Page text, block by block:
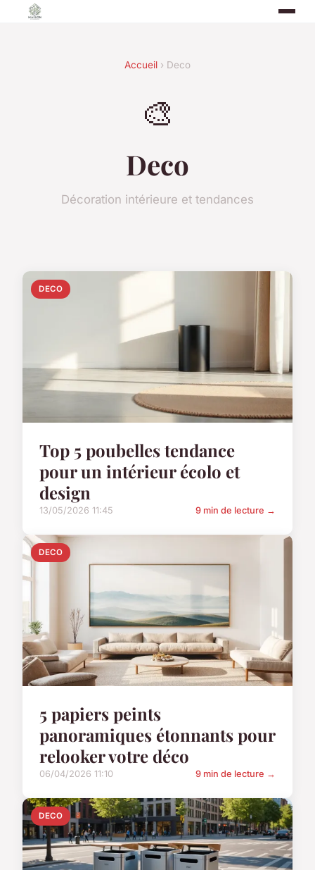
Accueil › Deco
🎨
Deco
Décoration intérieure et tendances
DECO
Top 5 poubelles tendance
pour un intérieur écolo et
design
13/05/2026 11:45 9 min de lecture →
DECO
5 papiers peints
panoramiques étonnants pour
relooker votre déco
06/04/2026 11:10 9 min de lecture →
DECO